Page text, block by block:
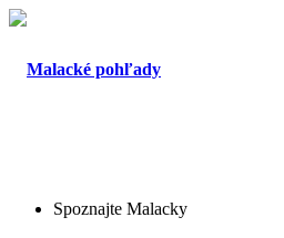
Spoznajte Malacky